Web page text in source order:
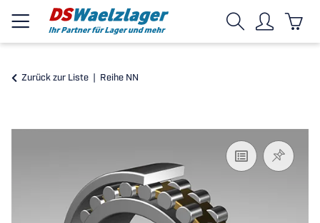
Zurück zur Liste Reihe NN